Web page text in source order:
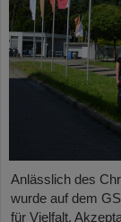
Anlässlich des
wurde auf dem
für Vielfalt,